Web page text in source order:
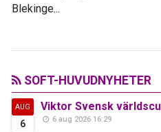
Blekinge...
SOFT-HUVUDNYHETER
AUG
6
Viktor Svensk
6 aug 2026 16:29